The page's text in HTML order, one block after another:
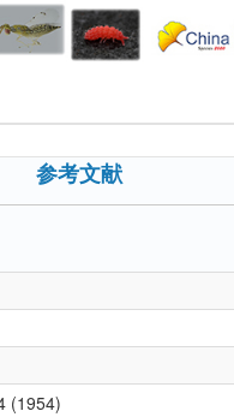
参考文献
(1954)